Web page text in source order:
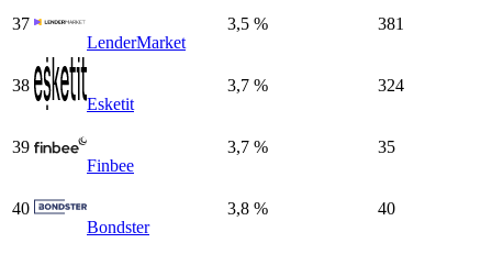
37
LenderMarket
3,5 % 381
38
Esketit
3,7 % 324
39
Finbee
3,7 % 35
40
Bondster
3,8 % 40